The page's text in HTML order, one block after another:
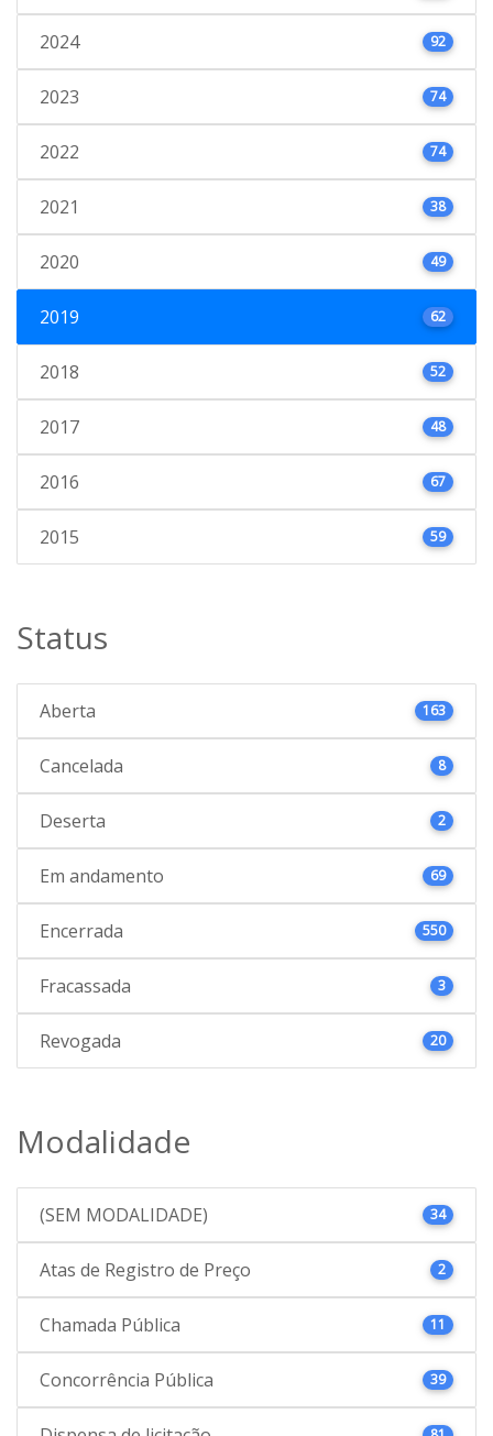
2024 92
2023 74
2022 74
2021 38
2020 49
2019 62
2018 52
2017 48
2016 67
2015 59
Status
Aberta 163
Cancelada 8
Deserta 2
Em andamento 69
Encerrada 550
Fracassada 3
Revogada 20
Modalidade
(SEM MODALIDADE) 34
Atas de Registro de Preço 2
Chamada Pública 11
Concorrência Pública 39